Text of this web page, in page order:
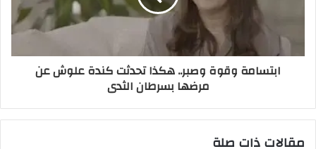
ابتسامة وقوة وصبر.. هكذا تحدثت كندة علوش عن
مرضها بسرطان الثدى
مقالات ذات صلة